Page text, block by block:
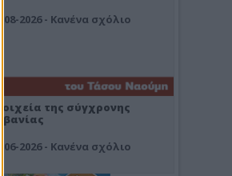
08-2026 - Κανένα σχόλιο
της σύγχρονης
06-2026 - Κανένα σχόλιο